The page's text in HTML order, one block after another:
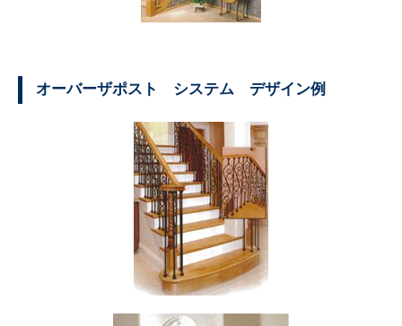
オーバーザポスト システム デザイン例